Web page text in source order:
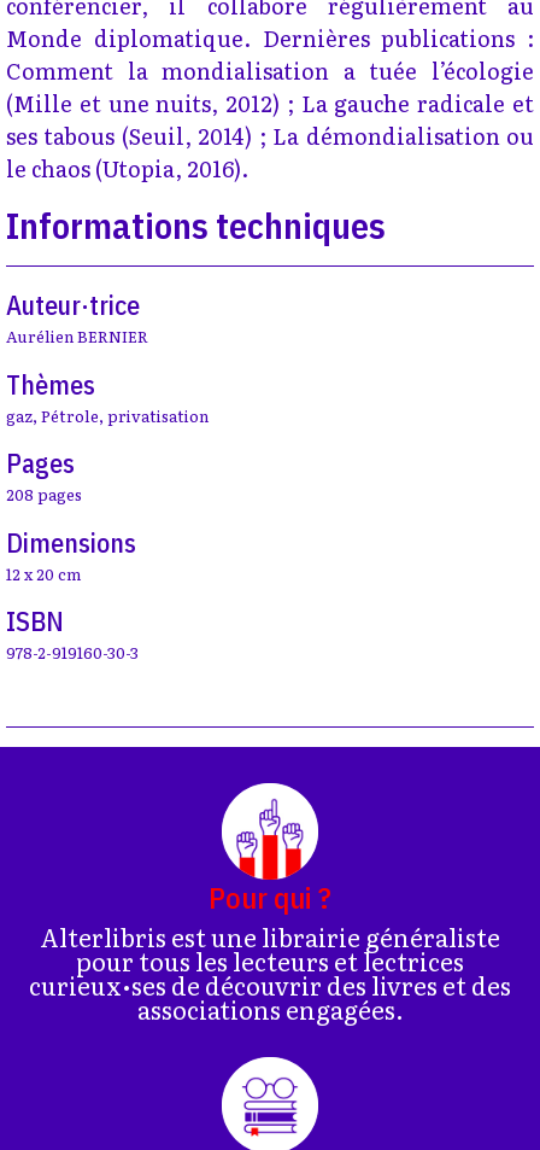
Monde diplomatique. Dernières publications :
Comment la mondialisation a tuée l’écologie
(Mille et une nuits, 2012) ; La gauche radicale et
ses tabous (Seuil, 2014) ; La démondialisation ou
le chaos (Utopia, 2016).
Informations techniques
Auteur·trice
Aurélien BERNIER
Thèmes
gaz, Pétrole, privatisation
Pages
208 pages
Dimensions
12 x 20 cm
ISBN
978-2-919160-30-3
Pour qui ?
Alterlibris est une librairie généraliste
pour tous les lecteurs et lectrices
curieux•ses de découvrir des livres et des
associations engagées.